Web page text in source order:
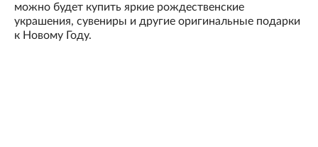
можно будет купить яркие рождественские
украшения, сувениры и другие оригинальные подарки
к Новому Году.